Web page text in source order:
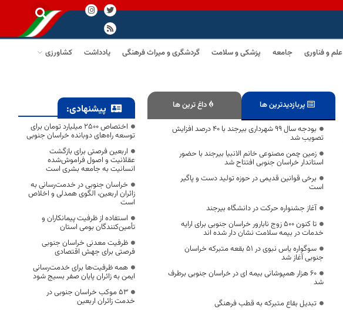
علم و فناوری جامعه پزشکی و سلامت گردشگری و میراث فرهنگی یادداشت
کشاورزی
پربازدیدترین ها داغ ترین ها
بودجه سال ۹۹ شهرداری بیرجند با ۴۰ درصد افزایش
تصویب شد
زمین چمن مصنوعی خانم الانبیا بیرجند با حضور
استاندار خراسان جنوبی افتتاح شد
برخی قوانین قدیمی در حوزه تولید دست و پاگیر
است
آغاز جشنواره حرکت در دانشگاه بیرجند
تا کنون ۵۰۰ زوج نابارور خراسان جنوبی برای ارایه
خدمات در بیمه سلامت نشان دار شده اند
سوگواره یاس نبوی در ۵۱ بقعه متبرکه خراسان
جنوبی آغاز شد
60 هزار همپوشانی بیمه ای در خراسان جنوبی برطرف
شد
تبدیل بقاع متبرکه به قطب فرهنگی
پیشنهادی:
اختصاص 2500 میلیارد تومان برای
توسعه راه‌های دوبانده خراسان جنوبی
اربعین فرصتی برای بازگشت
عقلانیت و اصول فراموش‌شده
انسانیت به جامعه بشری است
خراسان جنوبی در خدمت‌رسانی به
زائران اربعین، الگوی همدلی و اخلاص
است
استفاده از ظرفیت پیمانکاران و
تأمین‌کنندگان بومی استان
ظرفیت معدنی خراسان جنوبی
فرصتی برای جهش اقتصادی
همه ظرفیت‌ها برای خدمت‌رسانی
ایمن به زائران پایان صفر بسیج شود
53 موکب خراسان جنوبی در
خدمت زائران اربعین